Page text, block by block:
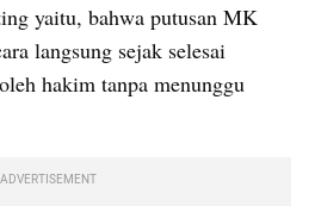
yaitu, bahwa putusan MK
langsung sejak selesai
hakim tanpa menunggu
ADVERTISEMENT